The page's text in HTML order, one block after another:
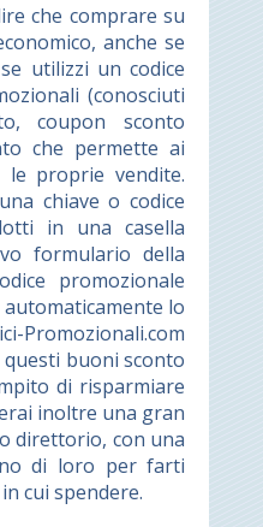
che comprare su
anche se
utilizzi un codice
(conosciuti
coupon sconto
che permette ai
le proprie vendite.
chiave o codice
in una casella
formulario della
promozionale
lo
buoni sconto
di risparmiare
inoltre una gran
direttorio, con una
di loro per farti
cui spendere.